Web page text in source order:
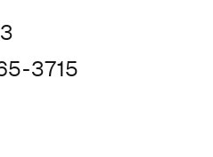
3715